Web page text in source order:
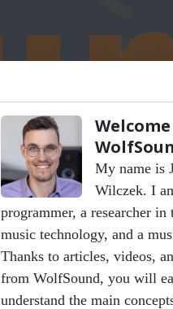
My name is
Wilczek. I
programmer, a researcher
music technology, and a
Thanks to articles, videos,
from WolfSound, you will
understand the main